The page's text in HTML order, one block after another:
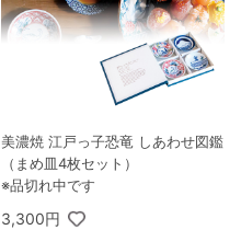
美濃焼 江戸っ子恐竜 しあわせ図鑑
（まめ皿4枚セット）
※品切れ中です
3,300円